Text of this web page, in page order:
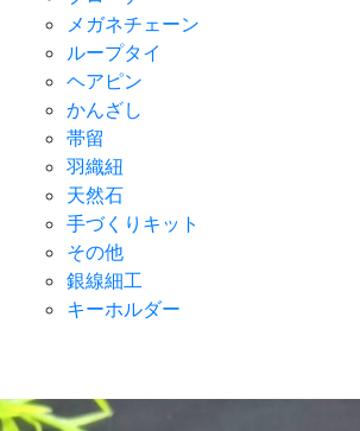
メガネチェーン
ループタイ
ヘアピン
かんざし
帯留
羽織紐
天然石
手づくりキット
その他
銀線細工
キーホルダー